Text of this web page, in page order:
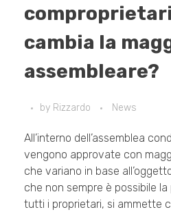
cambia la
assembleare?
by Rizzardo News
All’interno dell’assemblea
vengono approvate con
che variano in base
che non sempre è possibile
tutti i proprietari, si ammette